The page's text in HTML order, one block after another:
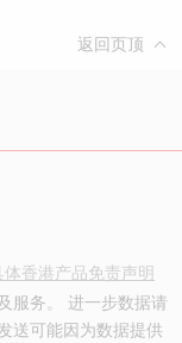
返回页顶
体香港产品免责声明
服务。 进一步数据请
送可能因为数据提供